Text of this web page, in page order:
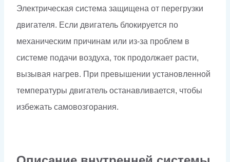
Электрическая система защищена от перегрузки
двигателя. Если двигатель блокируется по
механическим причинам или из-за проблем в
системе подачи воздуха, ток продолжает расти,
вызывая нагрев. При превышении установленной
температуры двигатель останавливается, чтобы
избежать самовозгорания.